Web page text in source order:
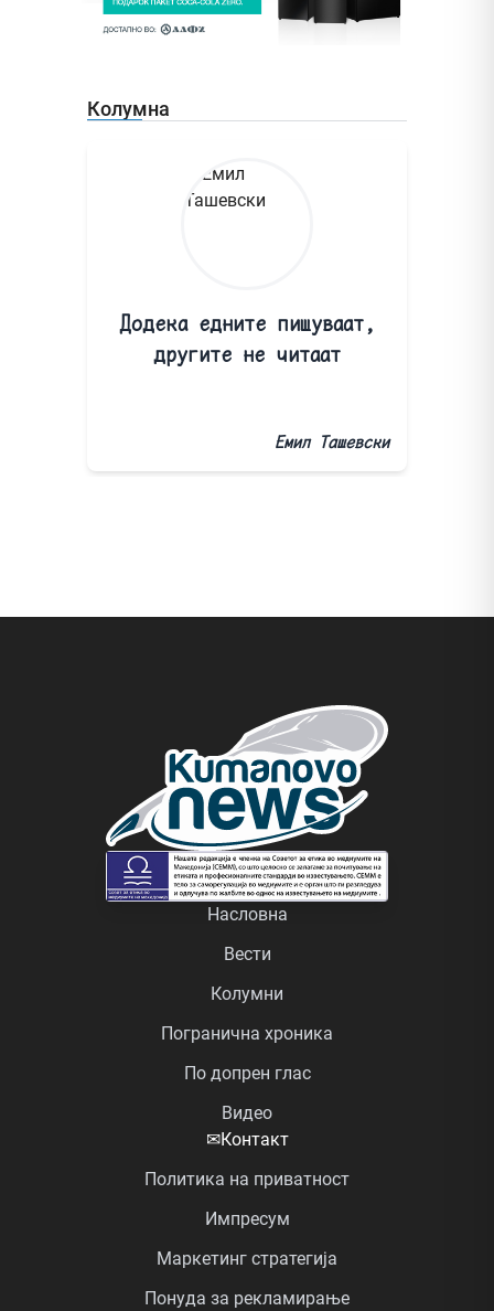
Колумна
Додека едните пишуваат,
другите не читаат
Емил Ташевски
Насловна
Вести
Колумни
Погранична хроника
По допрен глас
Видео
✉Контакт
Политика на приватност
Импресум
Маркетинг стратегија
Понуда за рекламирање